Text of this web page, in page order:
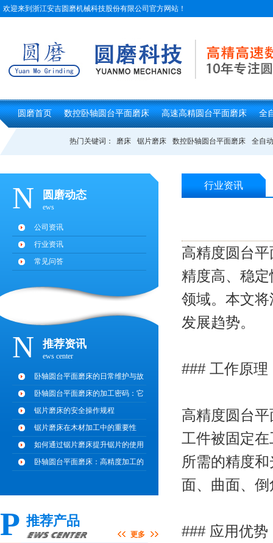
欢迎来到浙江安吉圆磨机械科技股份有限公司官方网站！
圆磨首页 数控卧轴圆台平面磨床 高速高精圆台平面磨床 全
热门关键词： 磨床 锯片磨床 数控卧轴圆台平面磨床 全自
行业资讯
高精度圆台
精度高、稳
领域。本文
发展趋势。
### 工作原理
高精度圆台
工件被固定
所需的精度
面、曲面、
### 应用优势
N 圆磨动态
ews
公司资讯
行业资讯
常见问答
N 推荐资讯
ews center
卧轴圆台平面磨床的日常维护与故
障排
卧轴圆台平面磨床的加工密码：它
凭什
锯片磨床的安全操作规程
锯片磨床在木材加工中的重要性
如何通过锯片磨床提升锯片的使用
寿命
卧轴圆台平面磨床：高精度加工的
更多
P 推荐产品